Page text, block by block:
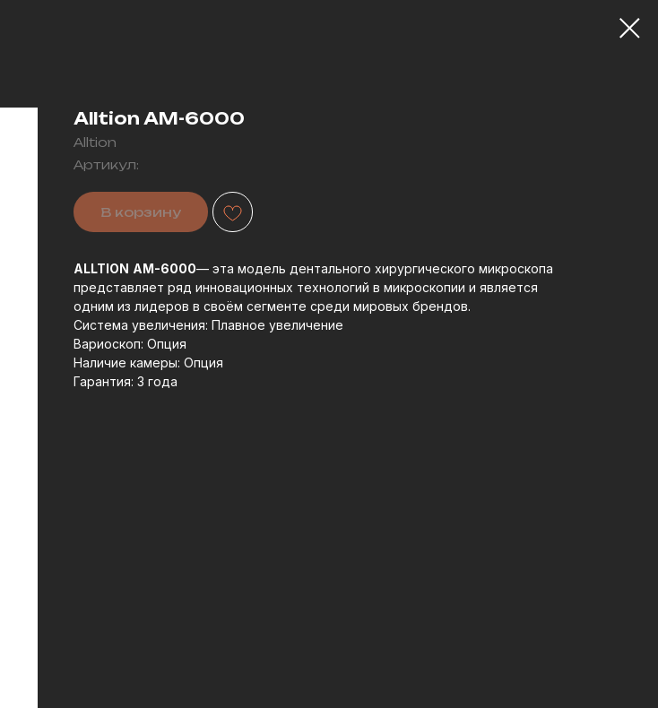
Alltion AM-6000
Alltion
Артикул:
В корзину
ALLTION AM-6000— эта модель дентального хирургического микроскопа
представляет ряд инновационных технологий в микроскопии и является
одним из лидеров в своём сегменте среди мировых брендов.
Система увеличения: Плавное увеличение
Вариоскоп: Опция
Наличие камеры: Опция
Гарантия: 3 года